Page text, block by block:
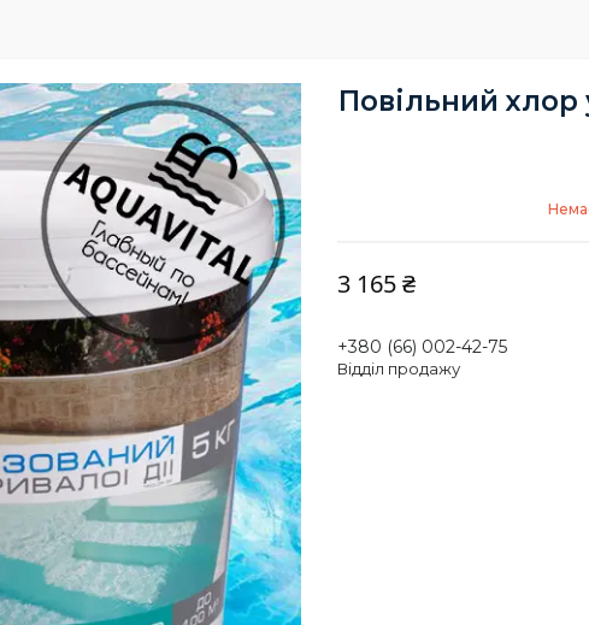
Повільний хлор
3 165 ₴
+380 (66) 002-42-75
Відділ продажу